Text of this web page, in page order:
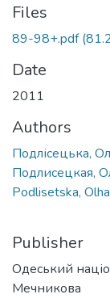
Files
89-98+.pdf
Date
2011
Authors
Подлісецька,
Подлисецкая,
Podlisetska,
Publisher
Одеський
Мечникова